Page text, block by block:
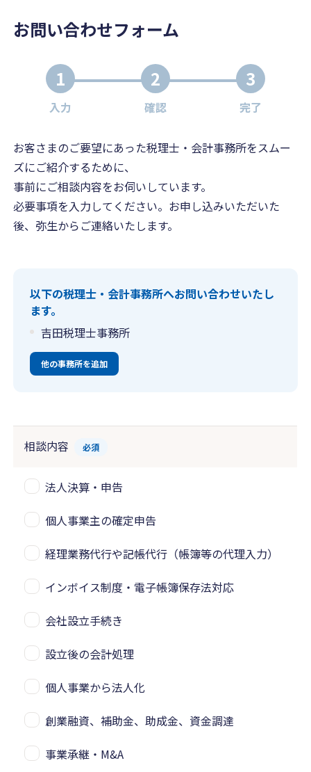
お問い合わせフォーム
1
入力
2
確認
3
完了
お客さまのご要望にあった税理士・会計事務所をスムー
ズにご紹介するために、
事前にご相談内容をお伺いしています。
必要事項を入力してください。お申し込みいただいた
後、弥生からご連絡いたします。
以下の税理士・会計事務所へお問い合わせいたし
ます。
吉田税理士事務所
他の事務所を追加
相談内容 必須
法人決算・申告
個人事業主の確定申告
経理業務代行や記帳代行（帳簿等の代理入力）
インボイス制度・電子帳簿保存法対応
会社設立手続き
設立後の会計処理
個人事業から法人化
創業融資、補助金、助成金、資金調達
事業承継・M&A